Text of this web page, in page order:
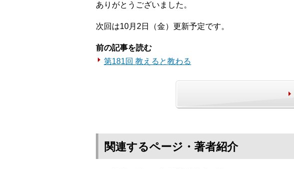
ありがとうございました。
次回は10月2日（金）更新予定です。
前の記事を読む
第181回 教えると教わる
関連するページ・著者紹介